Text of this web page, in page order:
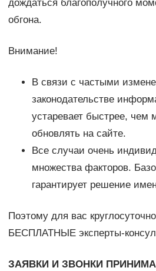
дождаться благополучного
обгона.
Внимание!
В связи с частыми
законодательстве
устаревает быстрее, чем
обновлять на сайте.
Все случаи очень
множества факторов.
гарантирует решение
Поэтому для вас
БЕСПЛАТНЫЕ эксперты-
ЗАЯВКИ И ЗВОНКИ